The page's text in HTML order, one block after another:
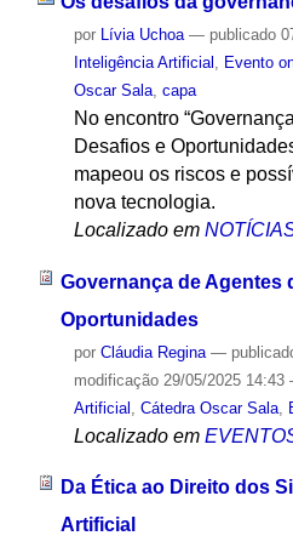
por Lívia Uchoa — publicado
Inteligência Artificial , Evento
Oscar Sala, capa
No encontro
Desafios e
mapeou os riscos e
nova tecnologia.
Localizado em
Governança de Agentes
Oportunidades
por Cláudia Regina —
modificação29/05/2025 14:43
Artificial Cátedra Oscar Sala,
Localizado em
Da Ética ao Direito dos
Artificial